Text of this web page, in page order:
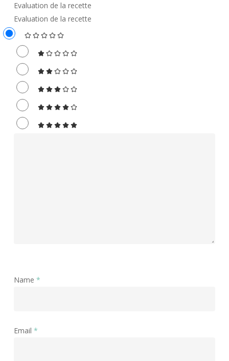
Evaluation de la recette
Evaluation de la recette
Name *
Email *